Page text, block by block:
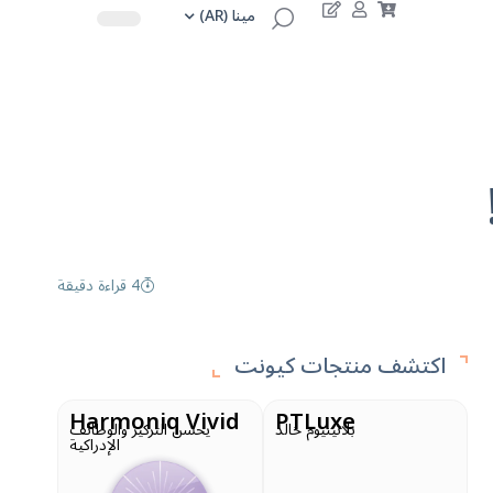
مينا (AR)
4 قراءة دقيقة
اكتشف منتجات كيونت
PTLuxe
بلاتينيوم خالد Harmoniq Vivid
يحسن التركيز والوظائف
الإدراكية